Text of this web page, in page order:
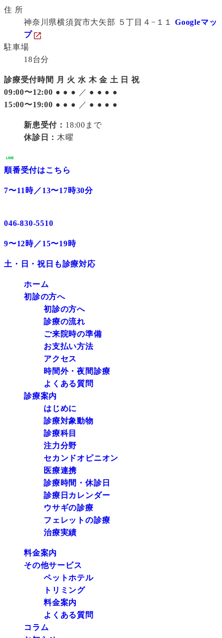
住 所
神奈川県横須賀市大矢部 ５丁目４−１１ Googleマッ
プ
駐車場
18台分
診療受付時間 月 火 水 木 金 土 日 祝
09:00〜12:00 ● ● ● ／ ● ● ● ●
15:00〜19:00 ● ● ● ／ ● ● ● ●
新患受付： 18:00まで
休診日： 木曜
順番受付はこちら
7〜11時／13〜17時30分
046-830-5510
9〜12時／15〜19時
土・日・祝日も診療対応
ホーム
初診の方へ
初診の方へ
診療の流れ
ご来院時の準備
お支払い方法
アクセス
時間外・夜間診療
よくある質問
診療案内
はじめに
診療対象動物
診療科目
注力分野
セカンドオピニオン
医療連携
診療時間・休診日
診療日カレンダー
ウサギの診療
フェレットの診療
治療実績
料金案内
その他サービス
ペットホテル
トリミング
料金案内
よくある質問
コラム